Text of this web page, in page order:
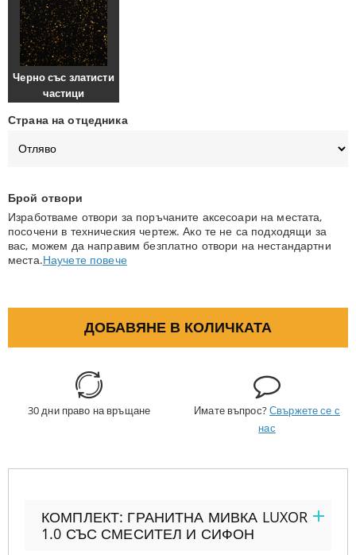
Черно със златисти
частици
Страна на отцедника
Брой отвори
Изработваме отвори за поръчаните аксесоари на местата,
посочени в техническия чертеж. Ако те не са подходящи за
вас, можем да направим безплатно отвори на нестандартни
места.Научете повече
ДОБАВЯНЕ В КОЛИЧКАТА
30 дни право на връщане Имате въпрос?Свържете се с
нас
КОМПЛЕКТ: ГРАНИТНА МИВКА LUXOR
1.0 СЪС СМЕСИТЕЛ И СИФОН